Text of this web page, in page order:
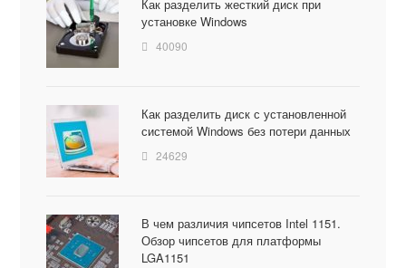
Как разделить жесткий диск при
установке Windows
40090
Как разделить диск с установленной
системой Windows без потери данных
24629
В чем различия чипсетов Intel 1151.
Обзор чипсетов для платформы
LGA1151